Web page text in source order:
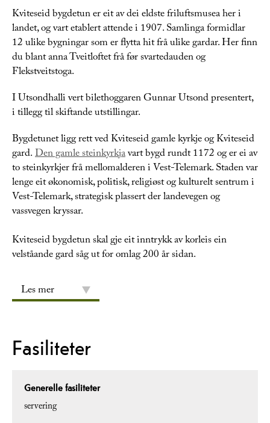
Kviteseid bygdetun er eit av dei eldste friluftsmusea her i
landet, og vart etablert attende i 1907. Samlinga formidlar
12 ulike bygningar som er flytta hit frå ulike gardar. Her finn
du blant anna Tveitloftet frå før svartedauden og
Flekstveitstoga.
I Utsondhalli vert bilethoggaren Gunnar Utsond presentert,
i tillegg til skiftande utstillingar.
Bygdetunet ligg rett ved Kviteseid gamle kyrkje og Kviteseid
gard.Den gamle steinkyrkjavart bygd rundt 1172 og er ei av
to steinkyrkjer frå mellomalderen i Vest-Telemark. Staden var
lenge eit økonomisk, politisk, religiøst og kulturelt sentrum i
Vest-Telemark, strategisk plassert der landevegen og
vassvegen kryssar.
Kviteseid bygdetun skal gje eit inntrykk av korleis ein
velståande gard såg ut for omlag 200 år sidan.
Les mer
Fasiliteter
Generelle fasiliteter
servering